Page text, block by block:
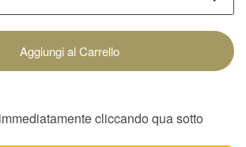
Aggiungi al Carrello
cliccando qua sotto